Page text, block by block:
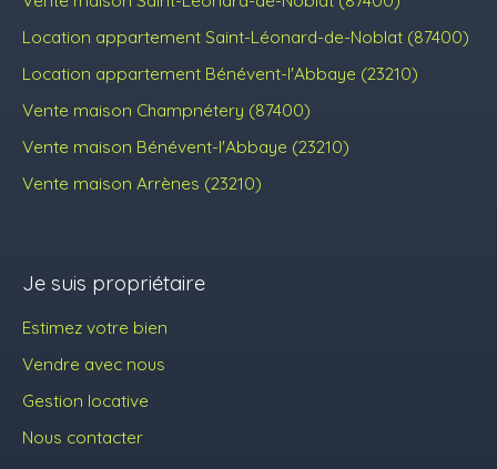
Location appartement Saint-Léonard-de-Noblat (87400)
Location appartement Bénévent-l'Abbaye (23210)
Vente maison Champnétery (87400)
Vente maison Bénévent-l'Abbaye (23210)
Vente maison Arrènes (23210)
Je suis propriétaire
Estimez votre bien
Vendre avec nous
Gestion locative
Nous contacter